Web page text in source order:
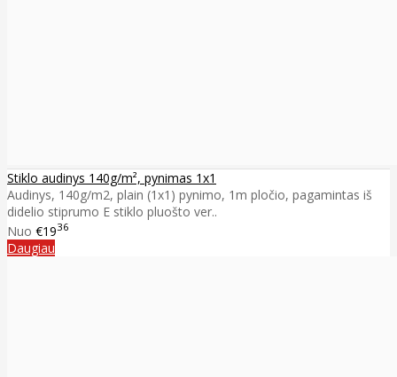
Stiklo audinys 140g/m², pynimas 1x1
Audinys, 140g/m2, plain (1x1) pynimo, 1m pločio, pagamintas iš
didelio stiprumo E stiklo pluošto ver..
Nuo €1936
Daugiau